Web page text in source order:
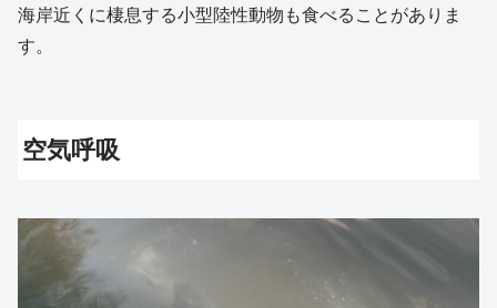
海岸近くに棲息する小型陸性動物も食べることがありま
す。
空気呼吸